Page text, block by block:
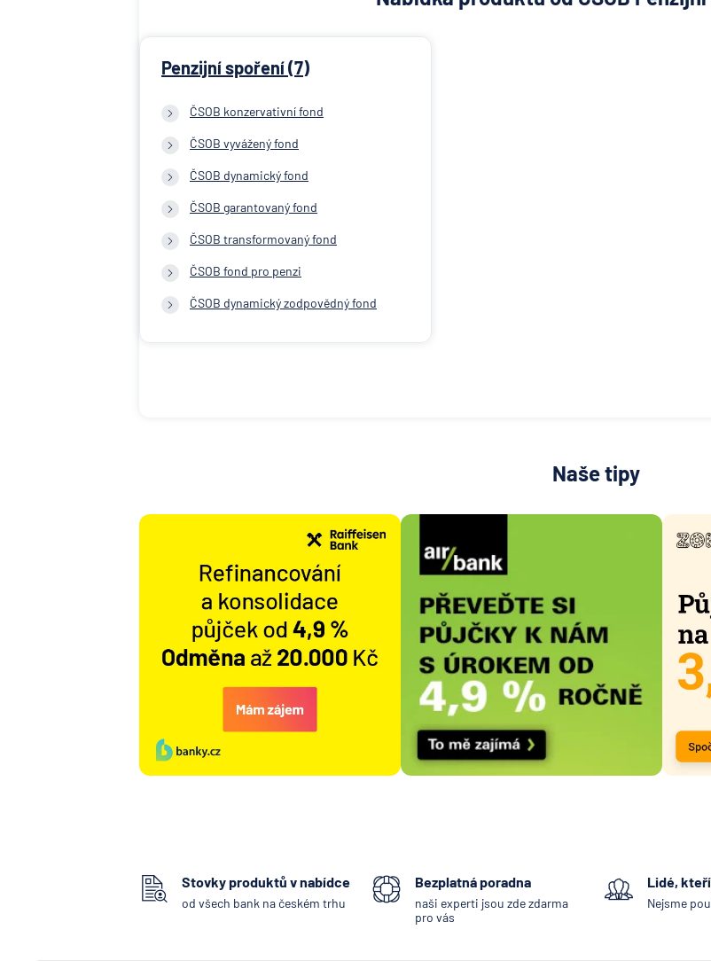
Penzijní spoření (7)
ČSOB konzervativní fond
ČSOB vyvážený fond
ČSOB dynamický fond
ČSOB garantovaný fond
ČSOB transformovaný fond
ČSOB fond pro penzi
ČSOB dynamický zodpovědný fond
Naše tipy
Stovky produktů v nabídce
od všech bank na českém trhu
Bezplatná poradna
naši experti jsou zde zdarma
pro vás
Lidé,
Nejsme